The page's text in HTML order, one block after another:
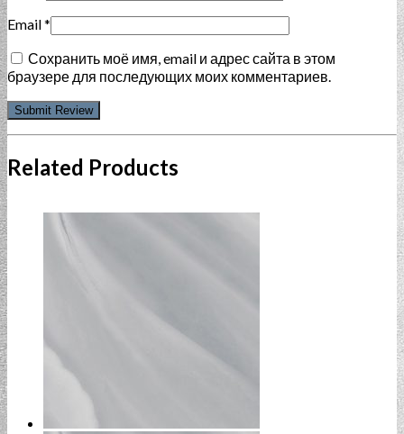
Email*
Сохранить моё имя, email и адрес сайта в этом
браузере для последующих моих комментариев.
Related Products